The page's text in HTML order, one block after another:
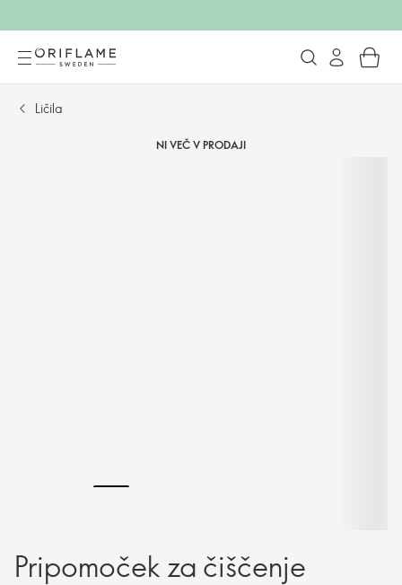
Ličila
NI VEČ V PRODAJI
Pripomoček za čiščenje